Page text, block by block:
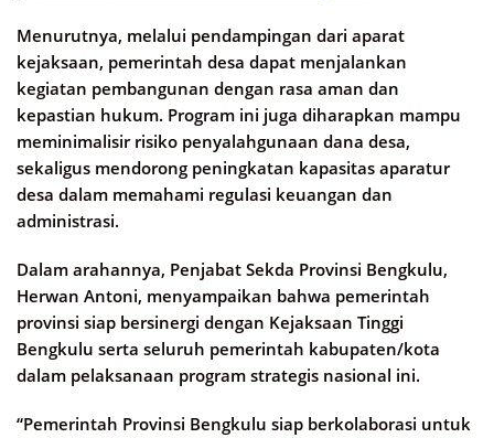
Menurutnya, melalui pendampingan dari aparat
kejaksaan, pemerintah desa dapat menjalankan
kegiatan pembangunan dengan rasa aman dan
kepastian hukum. Program ini juga diharapkan mampu
meminimalisir risiko penyalahgunaan dana desa,
sekaligus mendorong peningkatan kapasitas aparatur
desa dalam memahami regulasi keuangan dan
administrasi.
Dalam arahannya, Penjabat Sekda Provinsi Bengkulu,
Herwan Antoni, menyampaikan bahwa pemerintah
provinsi siap bersinergi dengan Kejaksaan Tinggi
Bengkulu serta seluruh pemerintah kabupaten/kota
dalam pelaksanaan program strategis nasional ini.
“Pemerintah Provinsi Bengkulu siap berkolaborasi untuk